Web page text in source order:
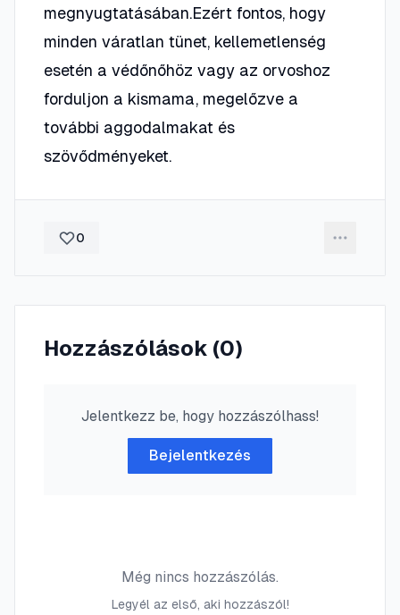
megnyugtatásában.Ezért fontos, hogy
minden váratlan tünet, kellemetlenség
esetén a védőnőhöz vagy az orvoshoz
forduljon a kismama, megelőzve a
további aggodalmakat és
szövődményeket.
0
Hozzászólások (0)
Jelentkezz be, hogy hozzászólhass!
Bejelentkezés
Még nincs hozzászólás.
Legyél az első, aki hozzászól!